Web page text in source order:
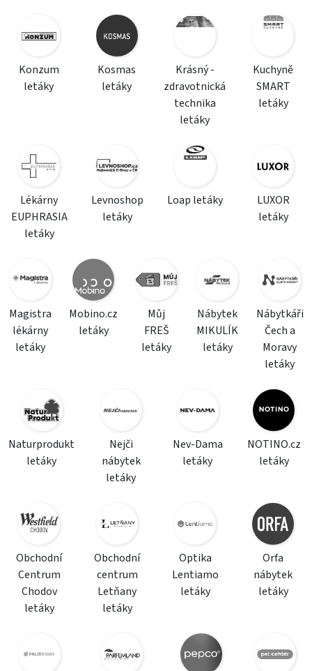
Konzum
letáky
Kosmas
letáky
Krásný -
zdravotnická
technika
letáky
Kuchyně
SMART
letáky
Lékárny
EUPHRASIA
letáky
Levnoshop
letáky
Loap letáky
LUXOR
letáky
Magistra
lékárny
letáky
Mobino.cz
letáky
Můj
FREŠ
letáky
Nábytek
MIKULÍK
letáky
Nábytkáři
Čech a
Moravy
letáky
Naturprodukt
letáky
Nejči
nábytek
letáky
Nev-Dama
letáky
NOTINO.cz
letáky
Obchodní
Centrum
Chodov
letáky
Obchodní
centrum
Letňany
letáky
Optika
Lentiamo
letáky
Orfa
nábytek
letáky